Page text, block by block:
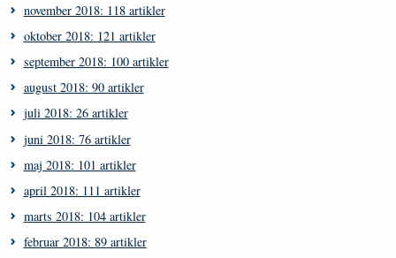
november 2018: 118 artikler
oktober 2018: 121 artikler
september 2018: 100 artikler
august 2018: 90 artikler
juli 2018: 26 artikler
juni 2018: 76 artikler
maj 2018: 101 artikler
april 2018: 111 artikler
marts 2018: 104 artikler
februar 2018: 89 artikler